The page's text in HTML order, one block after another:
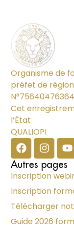
Organisme de
préfet de
N°75640476364
Cet
l’État
QUALIOPI
Autres pages
Inscription
Inscription
Télécharger
Guide 2026